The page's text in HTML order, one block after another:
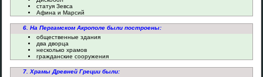
статуя Зевса
Афина и Марсий
6. На Пергамском Акрополе были построены:
общественные здания
два дворца
несколько храмов
гражданские сооружения
7. Храмы Древней Греции были: